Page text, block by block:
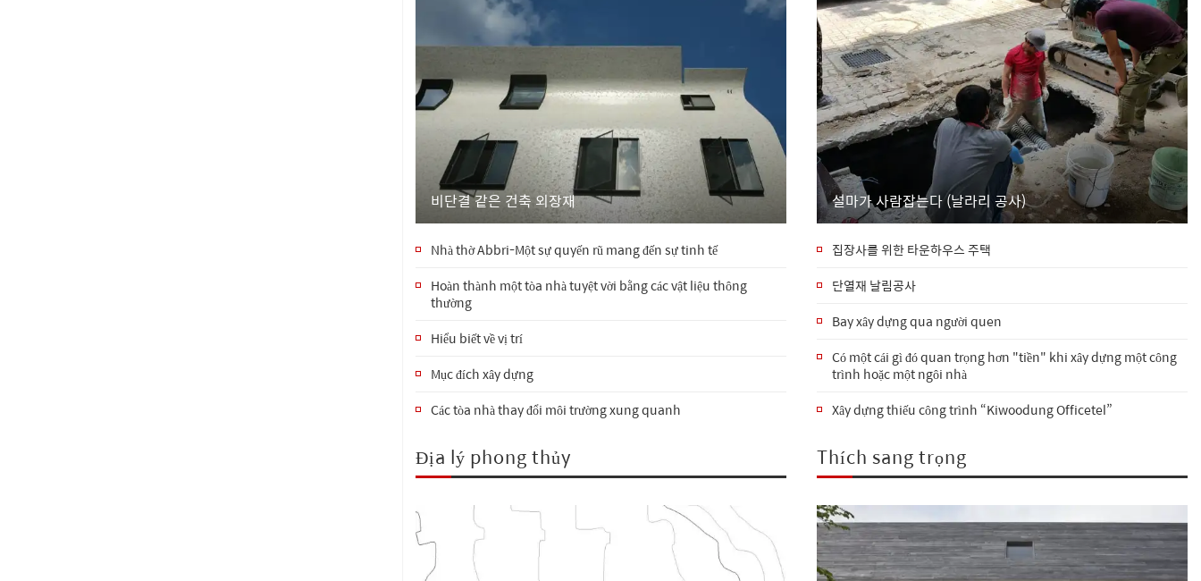
비단결 같은 건축 외장재
Nhà thờ Abbri-Một sự quyến rũ mang đến sự tinh tế
Hoàn thành một tòa nhà tuyệt vời bằng các vật liệu thông
thường
Hiểu biết về vị trí
Mục đích xây dựng
Các tòa nhà thay đổi môi trường xung quanh
설마가 사람잡는다 (날라리 공사)
집장사를 위한 타운하우스 주택
단열재 날림공사
Bay xây dựng qua người quen
Có một cái gì đó quan trọng hơn "tiền" khi xây dựng một công
trình hoặc một ngôi nhà
Xây dựng thiếu công trình “Kiwoodung Officetel”
Địa lý phong thủy Thích sang trọng